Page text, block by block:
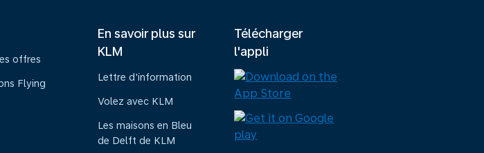
offres
Flying
En savoir plus sur
KLM
Lettre d'information
Volez avec KLM
Les maisons en Bleu
de Delft de KLM
Télécharger
l'appli